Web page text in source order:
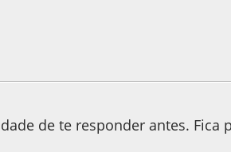
de te responder antes. Fica